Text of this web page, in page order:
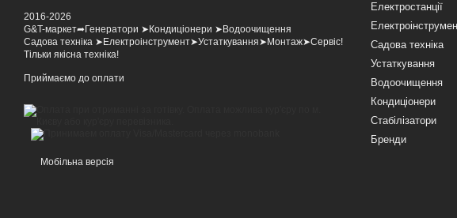
2016-2026
G&T-маркет➦Генератори ➤Кондиціонери ➤Водоочищення
Садова техніка ➤Електроінструмент➤Устаткування➤Монтаж➤Сервіс!
Тільки якісна техніка!
Приймаємо до оплати
Мобільна версія
Електростанції
Садова техніка
Устаткування
Водоочищення
Кондиціонери
Стабілізатори
Бренди